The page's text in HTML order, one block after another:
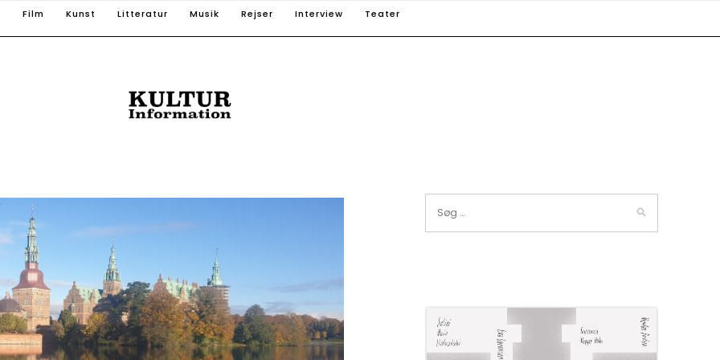
Film Kunst Litteratur Musik Rejser Interview Teater